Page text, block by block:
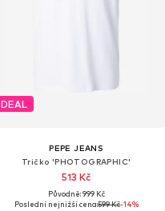
DEAL
PEPE JEANS
Tričko 'PHOTOGRAPHIC'
513 Kč
Původně: 999 Kč
Poslední nejnižší cena:599 Kč-14%